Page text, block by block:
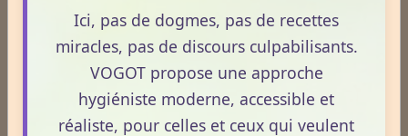
Médecines Holistiques
Ici, pas de dogmes, pas de recettes
miracles, pas de discours culpabilisants.
VOGOT propose une approche
hygiéniste moderne, accessible et
réaliste, pour celles et ceux qui veulent